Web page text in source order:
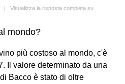
| Visualizza la risposta completa su
mondo?
più costoso al mondo, c'è
Il valore determinato da una
Bacco è stato di oltre